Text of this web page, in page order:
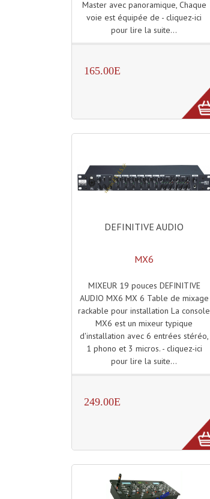
Master avec panoramique, Chaque
voie est équipée de - cliquez-ici
pour lire la suite...
165.00E
DEFINITIVE AUDIO
MX6
MIXEUR 19 pouces DEFINITIVE
AUDIO MX6 MX 6 Table de mixage
rackable pour installation La console
MX6 est un mixeur typique
d'installation avec 6 entrées stéréo,
1 phono et 3 micros. - cliquez-ici
pour lire la suite...
249.00E